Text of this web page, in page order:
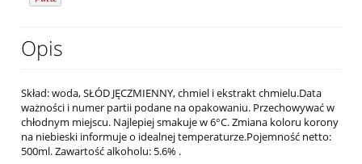
Opis
Skład: woda, SŁÓD JĘCZMIENNY, chmiel i ekstrakt chmielu.Data
ważności i numer partii podane na opakowaniu. Przechowywać w
chłodnym miejscu. Najlepiej smakuje w 6°C. Zmiana koloru korony
na niebieski informuje o idealnej temperaturze.Pojemność netto:
500ml. Zawartość alkoholu: 5.6% .